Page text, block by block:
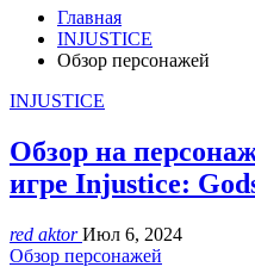
Главная
INJUSTICE
Обзор персонажей
INJUSTICE
Обзор на
игре Injustice:
red aktorИюл 6, 2024
Обзор персонажей